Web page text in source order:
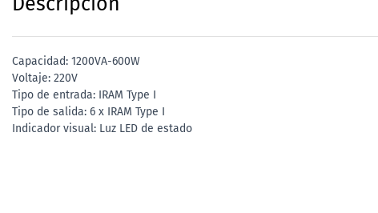
Capacidad: 1200VA-600W
Voltaje: 220V
Tipo de entrada: IRAM Type I
Tipo de salida: 6 x IRAM Type I
Indicador visual: Luz LED de estado